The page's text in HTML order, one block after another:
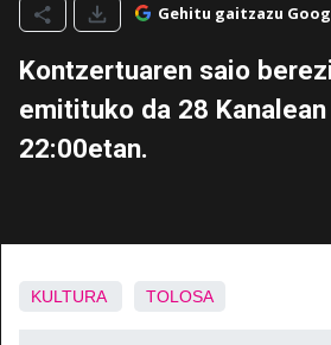
Gehitu gaitzazu
Kontzertuaren saio
emitituko da 28
22:00etan.
KULTURA TOLOSA